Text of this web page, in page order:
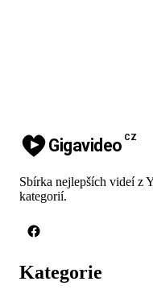
Gigavideo CZ
Sbírka nejlepších videí z
kategorií.
Kategorie